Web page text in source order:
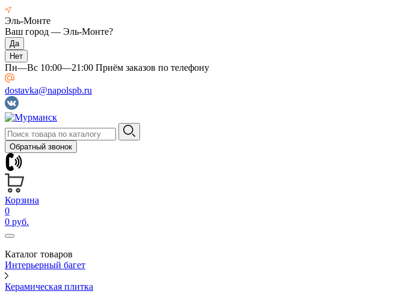
Эль-Монте
Ваш город — Эль-Монте?
Пн—Вс 10:00—21:00 Приём заказов по телефону
dostavka@napolspb.ru
Обратный звонок
Корзина
0
0 руб.
Каталог товаров
Интерьерный багет
Керамическая плитка